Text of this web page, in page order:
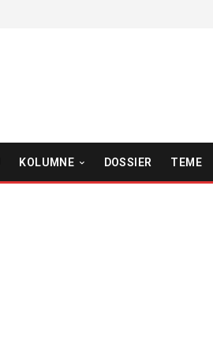
KOLUMNE DOSSIER TEME